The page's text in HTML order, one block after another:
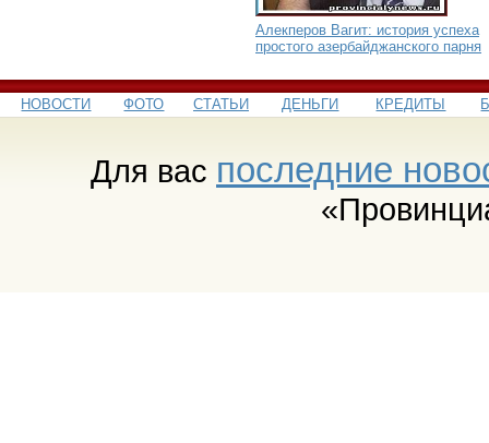
Алекперов Вагит: история успеха
простого азербайджанского парня
НОВОСТИ ФОТО СТАТЬИ ДЕНЬГИ КРЕДИТЫ
Для вас последние